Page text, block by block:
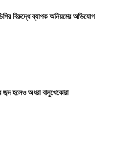
বিরুদ্ধে ব্যাপক অনিয়মের অভিযোগ
জব্দ হলেও অধরা বালুখেকোরা